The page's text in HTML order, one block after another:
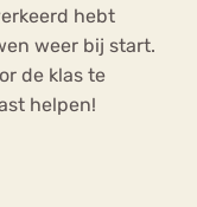
hebt
weer bij start.
de klas te
helpen!